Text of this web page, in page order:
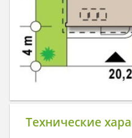
Технические